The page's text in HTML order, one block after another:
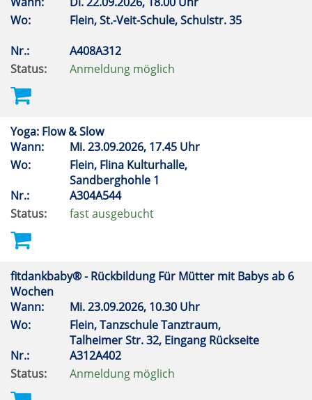
Wo:
Flein, St.-Veit-Schule, Schulstr. 35
Nr.:
A408A312
Status:
Anmeldung möglich
Yoga: Flow & Slow
Wann:
Mi.23.09.2026, 17.45 Uhr
Wo:
Flein, Flina Kulturhalle,
Sandberghohle 1
Nr.:
A304A544
Status:
fast ausgebucht
fitdankbaby® - Rückbildung Für Mütter mit Babys ab 6
Wochen
Wann:
Mi.23.09.2026, 10.30 Uhr
Wo:
Flein, Tanzschule Tanztraum,
Talheimer Str. 32, Eingang Rückseite
Nr.:
A312A402
Status:
Anmeldung möglich